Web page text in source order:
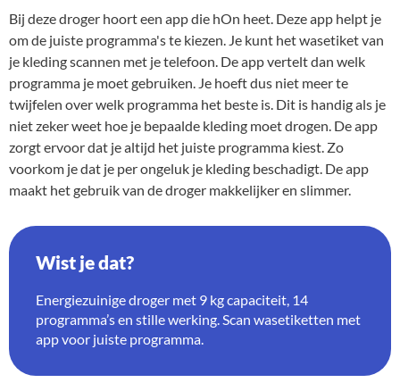
Bij deze droger hoort een app die hOn heet. Deze app helpt je
om de juiste programma's te kiezen. Je kunt het wasetiket van
je kleding scannen met je telefoon. De app vertelt dan welk
programma je moet gebruiken. Je hoeft dus niet meer te
twijfelen over welk programma het beste is. Dit is handig als je
niet zeker weet hoe je bepaalde kleding moet drogen. De app
zorgt ervoor dat je altijd het juiste programma kiest. Zo
voorkom je dat je per ongeluk je kleding beschadigt. De app
maakt het gebruik van de droger makkelijker en slimmer.
Wist je dat?
Energiezuinige droger met 9 kg capaciteit, 14
programma’s en stille werking. Scan wasetiketten met
app voor juiste programma.